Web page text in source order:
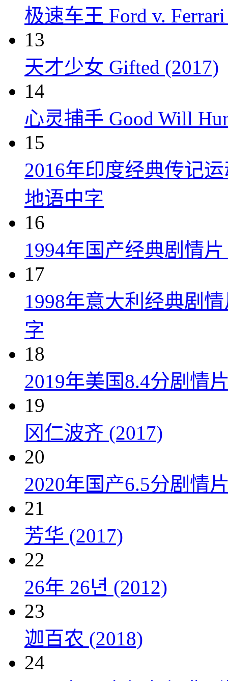
极速车王 Ford v.
13
天才少女 Gifted (2017)
14
心灵捕手 Good Will
15
2016年印度经典传记
地语中字
16
1994年国产经典剧情
17
1998年意大利经典剧
字
18
2019年美国8.4分剧情
19
冈仁波齐 (2017)
20
2020年国产6.5分剧情
21
芳华 (2017)
22
26年 26년 (2012)
23
迦百农 (2018)
24